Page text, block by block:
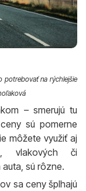
potrebovať na rýchlejšie
– smerujú tu
sú pomerne
môžete využiť aj
vlakových či
sú rôzne.
sa ceny šplhajú